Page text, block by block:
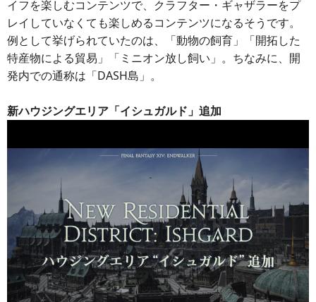
イフを楽しむコンテンツで、クラフター・ギャザラーをプ
レイしていなくても楽しめるコンテンツになるそうです。
例として挙げられていたのは、「動物の飼育」「開拓した
特産物による貿易」「ミニオン放し飼い」。ちなみに、開
発内での通称は「DASH島」。
新ハウジングエリア「イシュガルド」追加